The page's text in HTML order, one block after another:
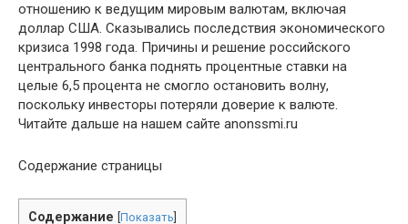
отношению к ведущим мировым валютам, включая
доллар США. Сказывались последствия экономического
кризиса 1998 года. Причины и решение российского
центрального банка поднять процентные ставки на
целые 6,5 процента не смогло остановить волну,
поскольку инвесторы потеряли доверие к валюте.
Читайте дальше на нашем сайте anonssmi.ru
Содержание страницы
Содержание Показать